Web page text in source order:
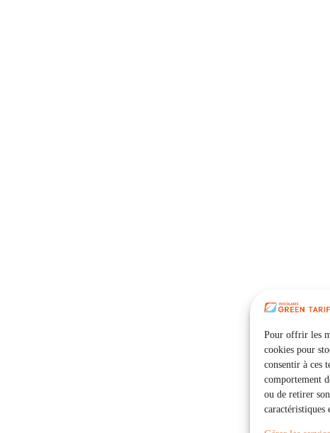
Pour offrir les
cookies pour
consentir à ces
comportement
ou de retirer
caractéristiques